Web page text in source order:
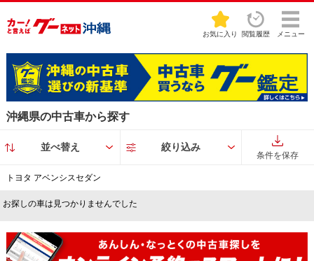
お気に入り 閲覧履歴 メニュー
沖縄県の中古車から探す
並べ替え 絞り込み
条件を保存
トヨタ アベンシスセダン
お探しの車は見つかりませんでした